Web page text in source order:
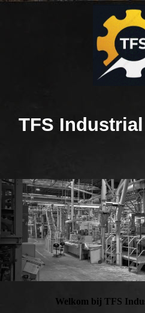
TFS
Welkom bij TFS